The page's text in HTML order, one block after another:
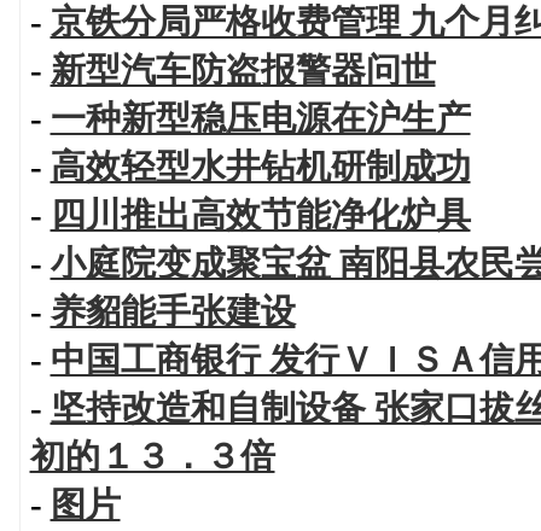
- 京铁分局严格收费管理 九个月
- 新型汽车防盗报警器问世
- 一种新型稳压电源在沪生产
- 高效轻型水井钻机研制成功
- 四川推出高效节能净化炉具
- 小庭院变成聚宝盆 南阳县农民
- 养貂能手张建设
- 中国工商银行 发行ＶＩＳＡ信
- 坚持改造和自制设备 张家口拔
初的１３．３倍
- 图片